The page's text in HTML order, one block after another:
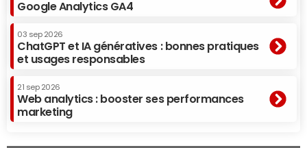
Google Analytics GA4
03 sep 2026
ChatGPT et IA génératives : bonnes pratiques
et usages responsables
21 sep 2026
Web analytics : booster ses performances
marketing